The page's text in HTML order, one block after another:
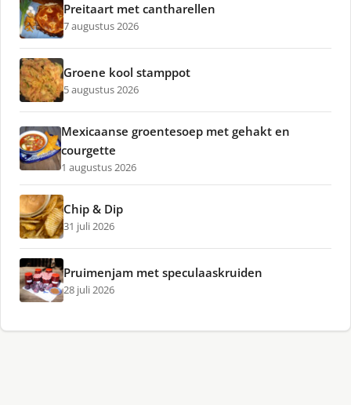
Preitaart met cantharellen
7 augustus 2026
Groene kool stamppot
5 augustus 2026
Mexicaanse groentesoep met gehakt en
courgette
1 augustus 2026
Chip & Dip
31 juli 2026
Pruimenjam met speculaaskruiden
28 juli 2026